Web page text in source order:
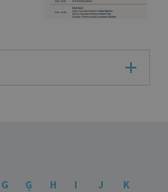
G Ģ H I J
K